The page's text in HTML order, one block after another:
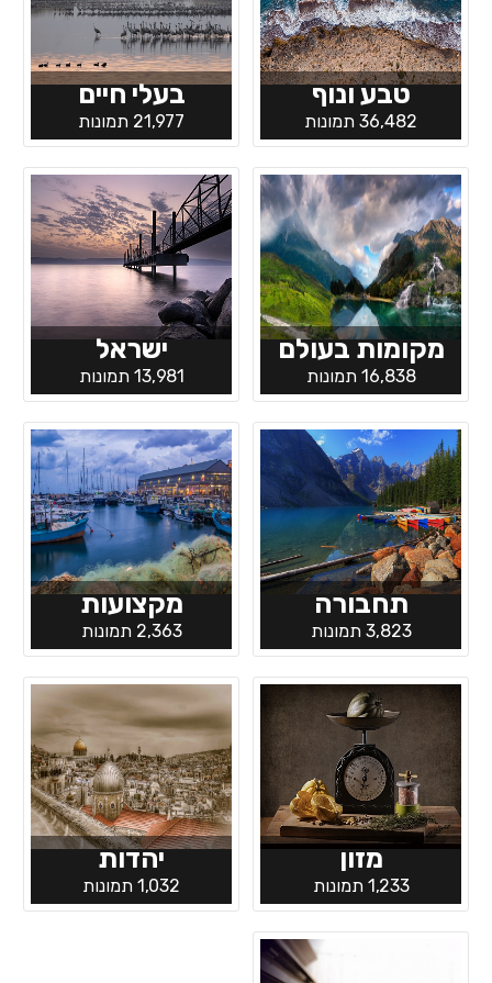
טבע ונוף
36,482 תמונות
בעלי חיים
21,977 תמונות
מקומות בעולם
16,838 תמונות
ישראל
13,981 תמונות
תחבורה
3,823 תמונות
מקצועות
2,363 תמונות
מזון
1,233 תמונות
יהדות
1,032 תמונות